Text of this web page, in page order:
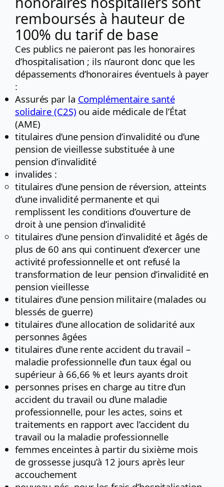
remboursés à hauteur de
100% du tarif de base
Ces publics ne paieront pas les honoraires
d’hospitalisation ; ils n’auront donc que les
dépassements d’honoraires éventuels à payer
:
Assurés par la Complémentaire santé
solidaire (C2S) ou aide médicale de l’État
(AME)
titulaires d’une pension d’invalidité ou d’une
pension de vieillesse substituée à une
pension d’invalidité
invalides :
titulaires d’une pension de réversion, atteints
d’une invalidité permanente et qui
remplissent les conditions d’ouverture de
droit à une pension d’invalidité
titulaires d’une pension d’invalidité et âgés de
plus de 60 ans qui continuent d’exercer une
activité professionnelle et ont refusé la
transformation de leur pension d’invalidité en
pension vieillesse
titulaires d’une pension militaire (malades ou
blessés de guerre)
titulaires d’une allocation de solidarité aux
personnes âgées
titulaires d’une rente accident du travail –
maladie professionnelle d’un taux égal ou
supérieur à 66,66 % et leurs ayants droit
personnes prises en charge au titre d’un
accident du travail ou d’une maladie
professionnelle, pour les actes, soins et
traitements en rapport avec l’accident du
travail ou la maladie professionnelle
femmes enceintes à partir du sixième mois
de grossesse jusqu’à 12 jours après leur
accouchement